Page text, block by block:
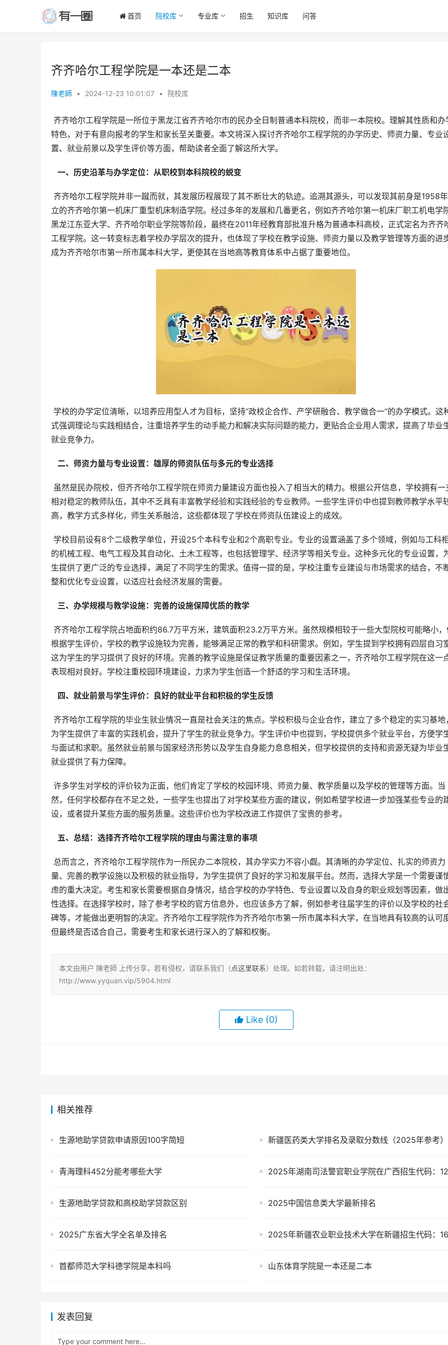
首页 院校库 专业库 招生 知识库 问答
齐齐哈尔工程学院是一本还是二本
陳老師 • 2024-12-23 10:01:07 • 院校库
特色，对于有意向报考的学生和家长至关重要。本文将深入探讨齐齐哈尔工程学院的办学历史、师资力量、专业
置、就业前景以及学生评价等方面，帮助读者全面了解这所大学。
  一、历史沿革与办学定位：从职校到本科院校的蜕变
立的齐齐哈尔第一机床厂重型机床制造学院。经过多年的发展和几番更名，例如齐齐哈尔第一机床厂职工机电学院
黑龙江东亚大学、齐齐哈尔职业学院等阶段，最终在2011年经教育部批准升格为普通本科高校，正式定名为齐齐
工程学院。这一转变标志着学校办学层次的提升，也体现了学校在教学设施、师资力量以及教学管理等方面的进步
成为齐齐哈尔市第一所市属本科大学，更使其在当地高等教育体系中占据了重要地位。
式强调理论与实践相结合，注重培养学生的动手能力和解决实际问题的能力，更贴合企业用人需求，提高了毕业
就业竞争力。
  二、师资力量与专业设置：雄厚的师资队伍与多元的专业选择
相对稳定的教师队伍，其中不乏具有丰富教学经验和实践经验的专业教师。一些学生评价中也提到教师教学水平
高，教学方式多样化，师生关系融洽，这些都体现了学校在师资队伍建设上的成效。
的机械工程、电气工程及其自动化、土木工程等，也包括管理学、经济学等相关专业。这种多元化的专业设置，
生提供了更广泛的专业选择，满足了不同学生的需求。值得一提的是，学校注重专业建设与市场需求的结合，不
整和优化专业设置，以适应社会经济发展的需要。
  三、办学规模与教学设施：完善的设施保障优质的教学
根据学生评价，学校的教学设施较为完善，能够满足正常的教学和科研需求。例如，学生提到学校拥有四层自习室
这为学生的学习提供了良好的环境。完善的教学设施是保证教学质量的重要因素之一，齐齐哈尔工程学院在这一
表现相对良好。学校注重校园环境建设，力求为学生创造一个舒适的学习和生活环境。
  四、就业前景与学生评价：良好的就业平台和积极的学生反馈
为学生提供了丰富的实践机会，提升了学生的就业竞争力。学生评价中也提到，学校提供多个就业平台，方便学
与面试和求职。虽然就业前景与国家经济形势以及学生自身能力息息相关，但学校提供的支持和资源无疑为毕业
就业提供了有力保障。
然，任何学校都存在不足之处，一些学生也提出了对学校某些方面的建议，例如希望学校进一步加强某些专业的
设，或者提升某些方面的服务质量。这些评价也为学校改进工作提供了宝贵的参考。
  五、总结：选择齐齐哈尔工程学院的理由与需注意的事项
量、完善的教学设施以及积极的就业指导，为学生提供了良好的学习和发展平台。然而，选择大学是一个需要谨
虑的重大决定。考生和家长需要根据自身情况，结合学校的办学特色、专业设置以及自身的职业规划等因素，做
性选择。在选择学校时，除了参考学校的官方信息外，也应该多方了解，例如参考往届学生的评价以及学校的社
碑等，才能做出更明智的决定。齐齐哈尔工程学院作为齐齐哈尔市第一所市属本科大学，在当地具有较高的认可度
但最终是否适合自己，需要考生和家长进行深入的了解和权衡。
本文由用户 陳老師 上传分享，若有侵权，请联系我们（点这里联系）处理。如若转载，请注明出处：
http://www.yyquan.vip/5904.html
Like (0)
相关推荐
生源地助学贷款申请原因100字简短 新疆医药类大学排名及录取分数线（2025年参考）
青海理科452分能考哪些大学
生源地助学贷款和高校助学贷款区别 2025中国信息类大学最新排名
2025广东省大学全名单及排名 2025年新疆农业职业技术大学在新疆招生代码：
首都师范大学科德学院是本科吗 山东体育学院是一本还是二本
发表回复